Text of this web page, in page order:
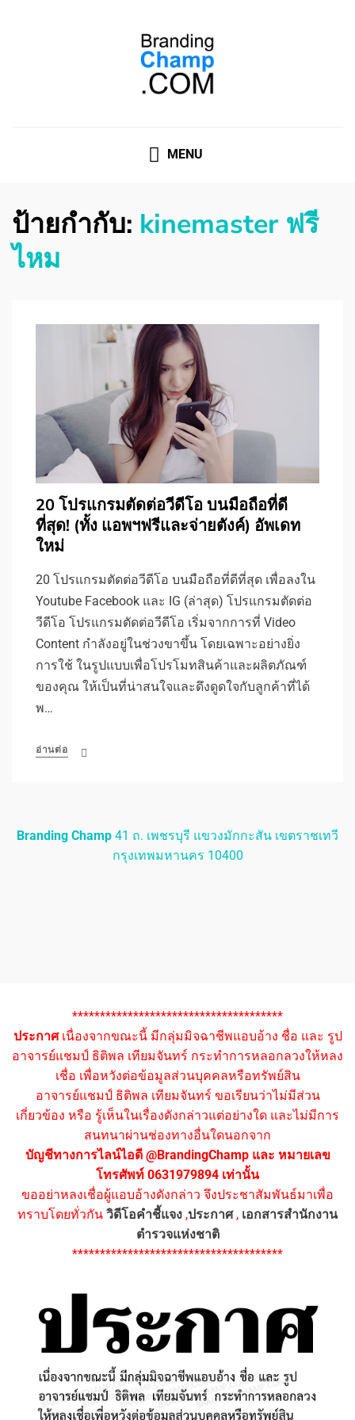
MENU
ป้ายกำกับ: kinemaster ฟรี
ไหม
20 โปรแกรมตัดต่อวีดีโอ บนมือถือที่ดี
ที่สุด! (ทั้ง แอพฯฟรีและจ่ายตังค์) อัพเดท
ใหม่
20 โปรแกรมตัดต่อวีดีโอ บนมือถือที่ดีที่สุด เพื่อลงใน
Youtube Facebook และ IG (ล่าสุด) โปรแกรมตัดต่อ
วีดีโอ โปรแกรมตัดต่อวีดีโอ เริ่มจากการที่ Video
Content กำลังอยู่ในช่วงขาขึ้น โดยเฉพาะอย่างยิ่ง
การใช้ ในรูปแบบเพื่อโปรโมทสินค้าและผลิตภัณฑ์
ของคุณ ให้เป็นที่น่าสนใจและดึงดูดใจกับลูกค้าที่ได้
พ…
อ่านต่อ
Branding Champ 41 ถ. เพชรบุรี แขวงมักกะสัน เขตราชเทวี
กรุงเทพมหานคร 10400
**************************************
ประกาศเนื่องจากขณะนี้ มีกลุ่มมิจฉาชีพแอบอ้าง ชื่อ และ รูป
อาจารย์แชมป์ ธิติพล เทียมจันทร์ กระทำการหลอกลวงให้หลง
เชื่อ เพื่อหวังต่อข้อมูลส่วนบุคคลหรือทรัพย์สิน
อาจารย์แชมป์ ธิติพล เทียมจันทร์ ขอเรียนว่าไม่มีส่วน
เกี่ยวข้อง หรือ รู้เห็นในเรื่องดังกล่าวแต่อย่างใด และไม่มีการ
สนทนาผ่านช่องทางอื่นใดนอกจาก
บัญชีทางการไลน์ไอดี @BrandingChamp และ หมายเลข
โทรศัพท์ 0631979894 เท่านั้น
ขออย่าหลงเชื่อผู้แอบอ้างดังกล่าว จึงประชาสัมพันธ์มาเพื่อ
ทราบโดยทั่วกัน วิดีโอคำชี้แจง ,ประกาศ, เอกสารสำนักงาน
ตำรวจแห่งชาติ
**************************************